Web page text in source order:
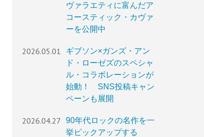
ヴァラエティに富んだア
コースティック・カヴァ
ーを公開中
2026.05.01
ギブソン×ガンズ・アン
ド・ローゼズのスペシャ
ル・コラボレーションが
始動！ SNS投稿キャン
ペーンも展開
2026.04.27
90年代ロックの名作を一
挙ピックアップする